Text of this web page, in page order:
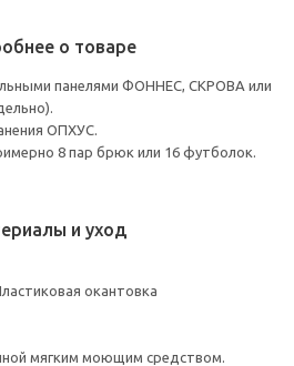
о товаре
панелями ФОННЕС, СКРОВА или
ОПХУС.
8 пар брюк или 16 футболок.
и уход
окантовка
мягким моющим средством.